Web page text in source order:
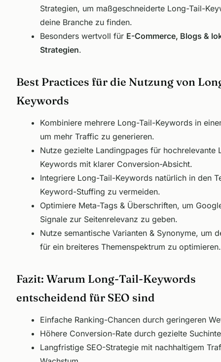
Strategien, um maßgeschneiderte Long-Tail-
deine Branche zu finden.
Besonders wertvoll für E-Commerce, Blogs &
Strategien.
Best Practices für die Nutzung von
Keywords
Kombiniere mehrere Long-Tail-Keywords in
um mehr Traffic zu generieren.
Nutze gezielte Landingpages für hochrelevante
Keywords mit klarer Conversion-Absicht.
Integriere Long-Tail-Keywords natürlich in den
Keyword-Stuffing zu vermeiden.
Optimiere Meta-Tags & Überschriften, um
Signale zur Seitenrelevanz zu geben.
Nutze semantische Varianten & Synonyme, um
für ein breiteres Themenspektrum zu optimieren.
Fazit: Warum Long-Tail-Keywords
entscheidend für SEO sind
Einfache Ranking-Chancen durch geringeren
Höhere Conversion-Rate durch gezielte
Langfristige SEO-Strategie mit nachhaltigem